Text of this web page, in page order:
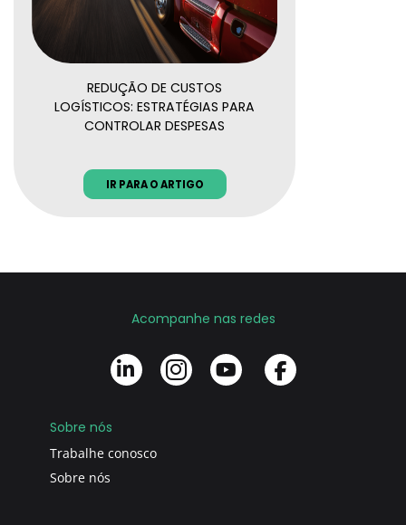
REDUÇÃO DE CUSTOS
LOGÍSTICOS: ESTRATÉGIAS PARA
CONTROLAR DESPESAS
IR PARA O ARTIGO
Acompanhe nas redes
Sobre nós
Trabalhe conosco
Sobre nós